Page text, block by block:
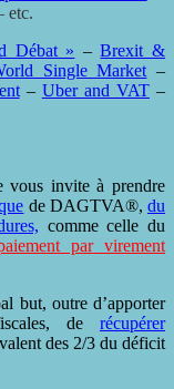
etc.
Débat » –Brexit &
Single Market –
– Uber and VAT–
vous invite à prendre
de DAGTVA®, du
comme celle du
par virement
but, outre d’apporter
de récupérer
des 2/3 du déficit